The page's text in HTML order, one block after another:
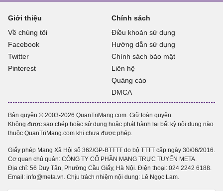
Giới thiệu
Về chúng tôi
Facebook
Twitter
Pinterest
Chính sách
Điều khoản sử dụng
Hướng dẫn sử dụng
Chính sách bảo mật
Liên hệ
Quảng cáo
DMCA
Bản quyền © 2003-2026 QuanTriMang.com. Giữ toàn quyền.
Không được sao chép hoặc sử dụng hoặc phát hành lại bất kỳ nội dung nào
thuộc QuanTriMang.com khi chưa được phép.
Giấy phép Mạng Xã Hội số 362/GP-BTTTT do bộ TTTT cấp ngày 30/06/2016.
Cơ quan chủ quản: CÔNG TY CỔ PHẦN MẠNG TRỰC TUYẾN META.
Địa chỉ: 56 Duy Tân, Phường Cầu Giấy, Hà Nội. Điện thoại: 024 2242 6188.
Email: info@meta.vn. Chịu trách nhiệm nội dung: Lê Ngọc Lam.